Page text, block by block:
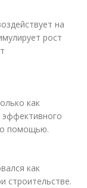
на
рост
как
эффективного
помощью.
как
строительстве.